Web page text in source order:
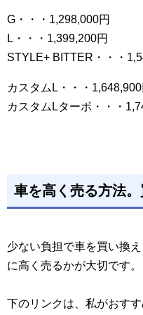
G・・・1,298,000円
L・・・1,399,200円
STYLE+ BITTER・・・
カスタムL・・・1,648,900
カスタムLターボ・・・
車を高く売る方法
少ない負担で車を買い換
に高く売るかが大切です。
下のリンクは、私がおす